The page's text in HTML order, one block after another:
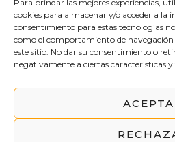
Para brindar las mejores experiencias,
cookies para almacenar y/o acceder a la
consentimiento para estas tecnologías
como el comportamiento de navegación
este sitio. No dar su consentimiento o
negativamente a ciertas características y
POLÍTICA DE